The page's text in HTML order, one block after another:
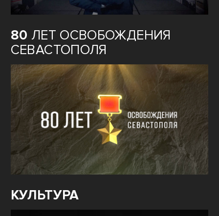
80 ЛЕТ ОСВОБОЖДЕНИЯ
СЕВАСТОПОЛЯ
КУЛЬТУРА